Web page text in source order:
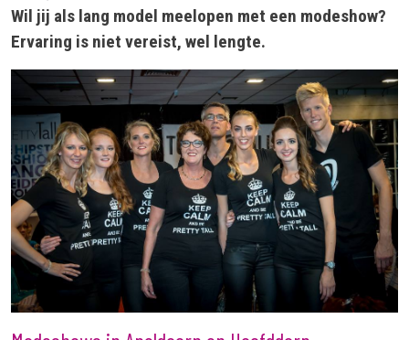
Wil jij als lang model meelopen met een modeshow?
Ervaring is niet vereist, wel lengte.